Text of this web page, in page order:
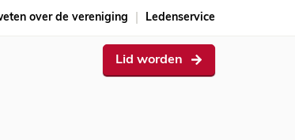
over de vereniging Ledenservice
Lid worden